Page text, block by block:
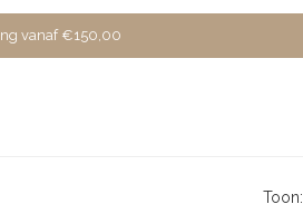
vanaf €150,00
Toon: